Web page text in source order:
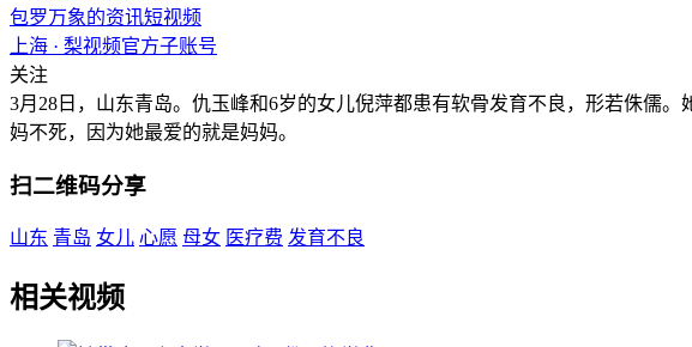
包罗万象的资讯短视频
上海 · 梨视频官方子账号
关注
3月28日，山东青岛。仇玉峰和6岁的女儿倪萍都患有软骨发育不良，形若侏儒
妈不死，因为她最爱的就是妈妈。
扫二维码分享
山东 青岛 女儿 心愿 母女 医疗费 发育不良
相关视频